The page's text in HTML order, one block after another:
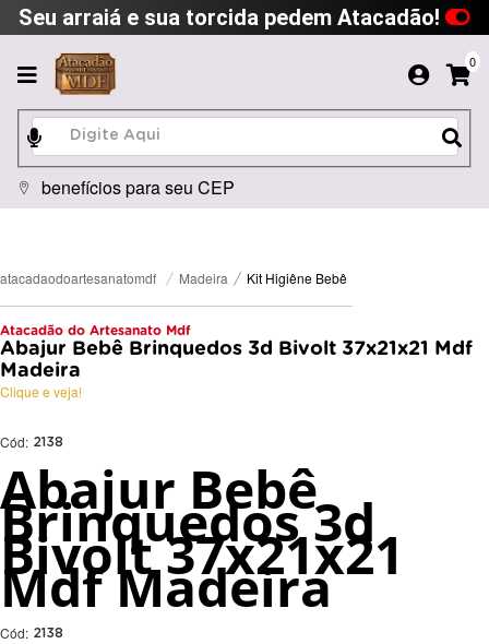
Seu arraiá e sua torcida pedem Atacadão!
0
benefícios para seu CEP
atacadaodoartesanatomdf Madeira Kit Higiêne Bebê
Atacadão do Artesanato Mdf
Abajur Bebê Brinquedos 3d Bivolt 37x21x21 Mdf
Madeira
Clique e veja!
Cód: 2138
Abajur Bebê
Brinquedos 3d
Bivolt 37x21x21
Mdf Madeira
Cód: 2138